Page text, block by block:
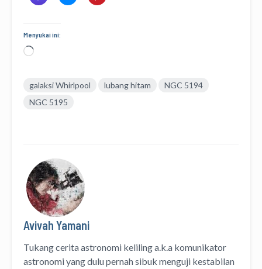
Menyukai ini:
Memuat...
galaksi Whirlpool lubang hitam
NGC 5194
NGC 5195
Avivah Yamani
Tukang cerita astronomi kelilinga.k.a komunikator
astronomiyang dulu pernah sibuk menguji kestabilan